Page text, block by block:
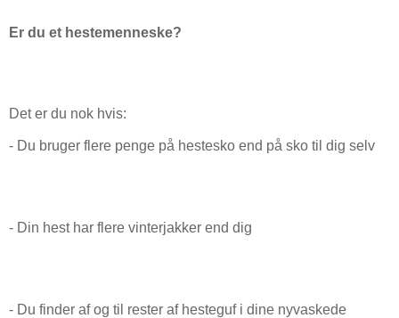
Er du et hestemenneske?
Det er du nok hvis:
- Du bruger flere penge på hestesko end på sko til dig selv
- Din hest har flere vinterjakker end dig
- Du finder af og til rester af hesteguf i dine nyvaskede